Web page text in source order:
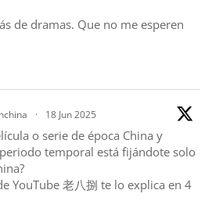
de dramas. Que no me esperen
· 18 Jun 2025
o serie de época China y
temporal está fijándote solo
YouTube 老八捌 te lo explica en 4